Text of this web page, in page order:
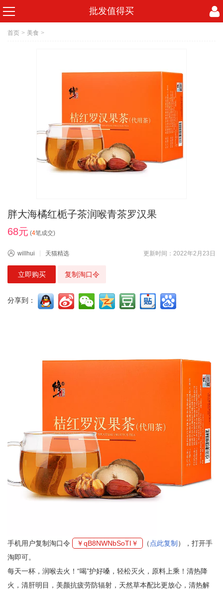
批发值得买
首页 > 美食 >
胖大海橘红栀子茶润喉青茶罗汉果
68元 (4笔成交)
willhui 天猫精选 更新时间：2022年2月23日
立即购买 复制淘口令
分享到：
手机用户复制淘口令 ￥qB8NWNbSoTI￥ （ 点此复制 ），打开手
淘即可。
每天一杯，润喉去火！“喝”护好嗓，轻松灭火，原料上乘！清热降
火，清肝明目，美颜抗疲劳防辐射，天然草本配比更放心，清热解